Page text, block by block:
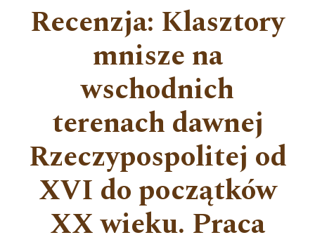
Recenzja: Klasztory
mnisze na
wschodnich
terenach dawnej
Rzeczypospolitej od
XVI do początków
XX wieku. Praca